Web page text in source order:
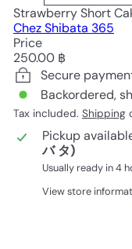
Strawberry Short
Chez Shibata 365
Price
Regular
price
250.00 ฿
Secure
Backordered,
Tax included. Shipping
Pickup
バ タ)
Usually ready in 4
View store